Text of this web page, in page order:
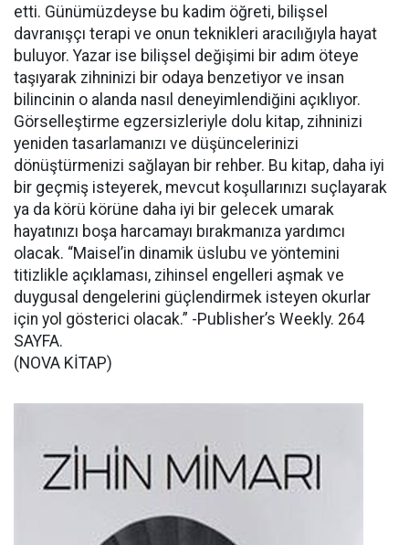
etti. Günümüzdeyse bu kadim öğreti, bilişsel
davranışçı terapi ve onun teknikleri aracılığıyla hayat
buluyor. Yazar ise bilişsel değişimi bir adım öteye
taşıyarak zihninizi bir odaya benzetiyor ve insan
bilincinin o alanda nasıl deneyimlendiğini açıklıyor.
Görselleştirme egzersizleriyle dolu kitap, zihninizi
yeniden tasarlamanızı ve düşüncelerinizi
dönüştürmenizi sağlayan bir rehber. Bu kitap, daha iyi
bir geçmiş isteyerek, mevcut koşullarınızı suçlayarak
ya da körü körüne daha iyi bir gelecek umarak
hayatınızı boşa harcamayı bırakmanıza yardımcı
olacak. “Maisel’in dinamik üslubu ve yöntemini
titizlikle açıklaması, zihinsel engelleri aşmak ve
duygusal dengelerini güçlendirmek isteyen okurlar
için yol gösterici olacak.” -Publisher’s Weekly. 264
SAYFA.
(NOVA KİTAP)